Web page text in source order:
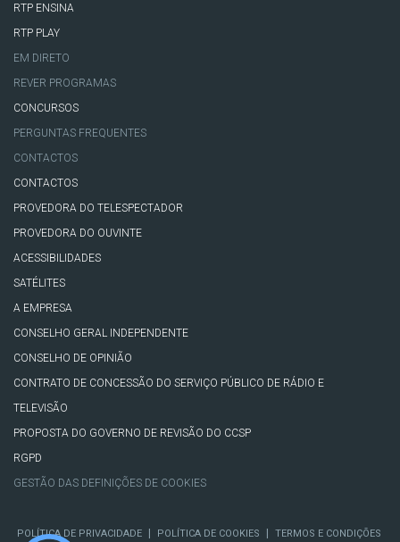
RTP ENSINA
RTP PLAY
EM DIRETO
REVER PROGRAMAS
CONCURSOS
PERGUNTAS FREQUENTES
CONTACTOS
CONTACTOS
PROVEDORA DO TELESPECTADOR
PROVEDORA DO OUVINTE
ACESSIBILIDADES
SATÉLITES
A EMPRESA
CONSELHO GERAL INDEPENDENTE
CONSELHO DE OPINIÃO
CONTRATO DE CONCESSÃO DO SERVIÇO PÚBLICO DE RÁDIO E
TELEVISÃO
PROPOSTA DO GOVERNO DE REVISÃO DO CCSP
RGPD
GESTÃO DAS DEFINIÇÕES DE COOKIES
POLÍTICA DE PRIVACIDADE POLÍTICA DE COOKIES TERMOS E CONDIÇÕES